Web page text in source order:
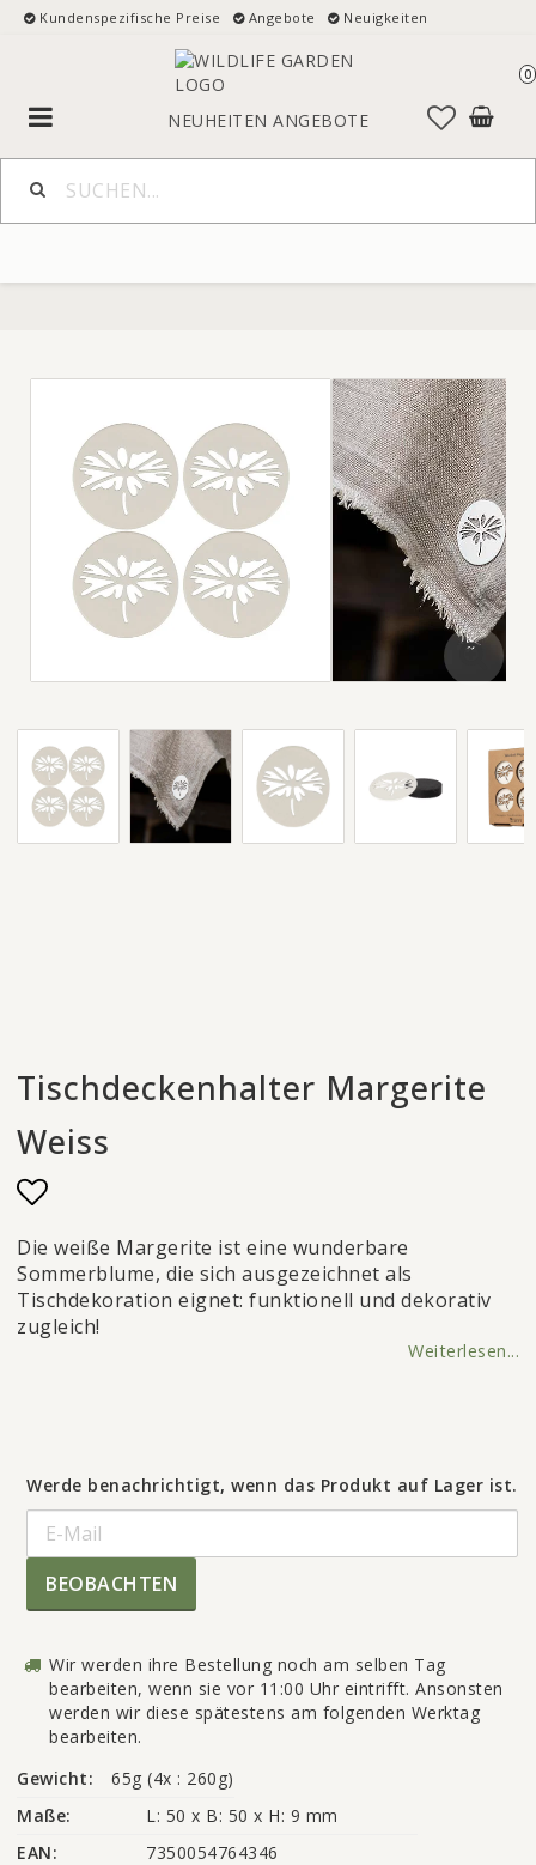
Kundenspezifische Preise Angebote Neuigkeiten
NEUHEITEN ANGEBOTE
0
Toggle
navigation
Tischdeckenhalter Margerite
Weiss
Add to list of favorites
Die weiße Margerite ist eine wunderbare
Sommerblume, die sich ausgezeichnet als
Tischdekoration eignet: funktionell und dekorativ
zugleich!
Weiterlesen...
Werde benachrichtigt, wenn das Produkt auf Lager ist.
BEOBACHTEN
Wir werden ihre Bestellung noch am selben Tag
bearbeiten, wenn sie vor 11:00 Uhr eintrifft. Ansonsten
werden wir diese spätestens am folgenden Werktag
bearbeiten.
Gewicht:
65g (4x : 260g)
Maße:
L: 50 x B: 50 x H: 9 mm
EAN:
7350054764346